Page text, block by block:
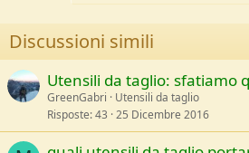
Discussioni simili
Utensili da taglio: sfatiamo
GreenGabri
Utensili da taglio
Risposte 43 25 Dicembre 2016